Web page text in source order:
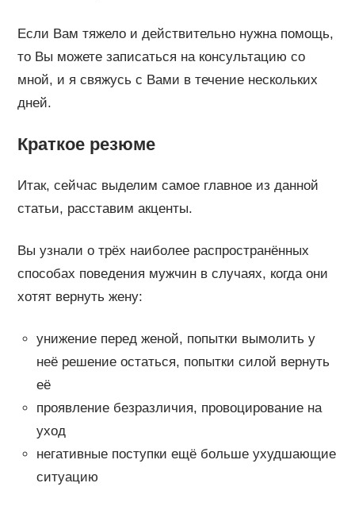
Если Вам тяжело и действительно нужна помощь,
то Вы можете записаться на консультацию со
мной, и я свяжусь с Вами в течение нескольких
дней.
Краткое резюме
Итак, сейчас выделим самое главное из данной
статьи, расставим акценты.
Вы узнали о трёх наиболее распространённых
способах поведения мужчин в случаях, когда они
хотят вернуть жену:
унижение перед женой, попытки вымолить у
неё решение остаться, попытки силой вернуть
её
проявление безразличия, провоцирование на
уход
негативные поступки ещё больше ухудшающие
ситуацию